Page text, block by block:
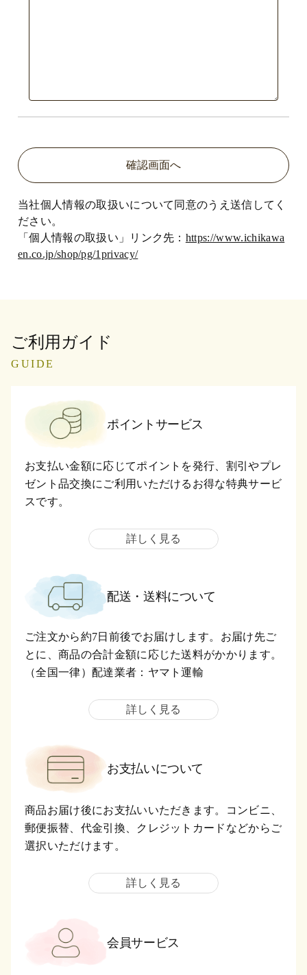
当社個人情報の取扱いについて同意のうえ送信してく
ださい。
「個人情報の取扱い」リンク先： https://www.ichikawa
en.co.jp/shop/pg/1privacy/
ご利用ガイド
GUIDE
ポイントサービス
お支払い金額に応じてポイントを発行、割引やプレ
ゼント品交換にご利用いただけるお得な特典サービ
スです。
詳しく見る
配送・送料について
ご注文から約7日前後でお届けします。お届け先ご
とに、商品の合計金額に応じた送料がかかります。
（全国一律）配達業者：ヤマト運輸
詳しく見る
お支払いについて
商品お届け後にお支払いいただきます。コンビニ、
郵便振替、代金引換、クレジットカードなどからご
選択いただけます。
詳しく見る
会員サービス